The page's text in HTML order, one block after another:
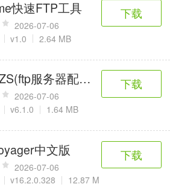
快速FTP工具
2026-07-06
v1.0 2.64 MB
下载
服务器配置工具)
2026-07-06
v6.1.0 1.64 MB
下载
中文版
2026-07-06
v16.2.0.328 12.87 M
下载